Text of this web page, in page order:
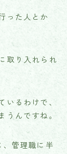
った人とか
取り入れられ
いるわけで、
うんですね。
管理職に半